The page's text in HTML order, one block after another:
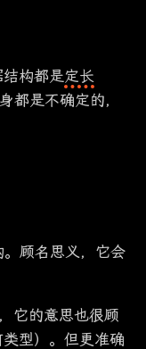
构都是定长
都是不确定的，
。顾名思义，它会
，它的意思也很顾
型）。但更准确